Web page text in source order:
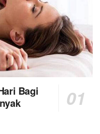
Bagi